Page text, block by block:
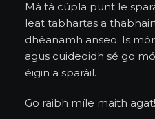
Má tá cúpla punt le
leat tabhartas a
dhéanamh anseo. Is
agus cuideoidh sé go
éigin a sparáil.
Go raibh míle maith agat!